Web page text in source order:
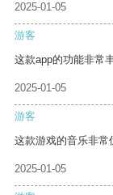
2025-01-05
游客
这款app的功能非常
2025-01-05
游客
这款游戏的音乐非常
2025-01-05